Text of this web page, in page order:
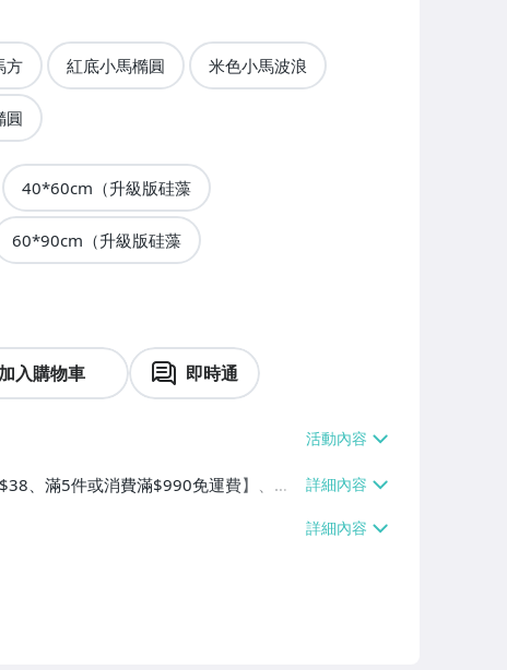
方 紅底小馬橢圓 米色小馬波浪
圓
40*60cm（升級版硅藻
60*90cm（升級版硅藻
加入購物車 即時通
、滿5件或消費滿$990免運費】、萊
100件或消費滿$990免運費】、宅配/
消費滿$1200免運費】